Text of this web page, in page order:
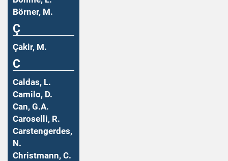
Börner, M.
Ç
Çakir, M.
C
Caldas, L.
Camilo, D.
Can, G.A.
Caroselli, R.
Carstengerdes,
N.
Christmann, C.